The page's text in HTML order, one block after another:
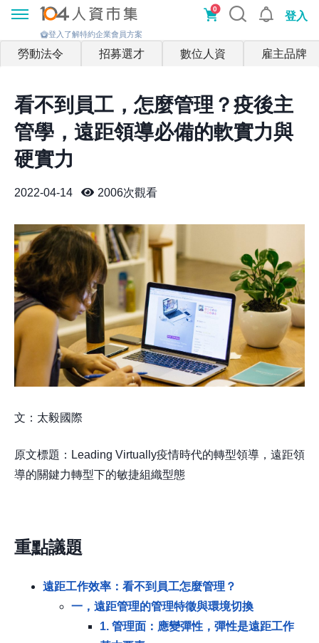
0
登入
登入了解特約企業會員方案
勞動法令 招募選才 數位人資 雇主品牌
看不到員工，怎麼管理？疫後主
管學，遠距領導必備的軟實力與
硬實力
2022-04-14 2006次觀看
文：太毅國際
原文標題：Leading Virtually疫情時代的轉型領導，遠距領
導的關鍵力轉型下的敏捷組織型態
重點議題
遠距工作效率：看不到員工怎麼管理？
一，遠距管理的管理特徵與環境切換
1. 管理面：應變彈性，彈性是遠距工作